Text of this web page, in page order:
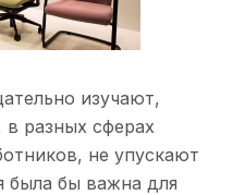
изучают,
разных сферах
не упускают
была бы важна для